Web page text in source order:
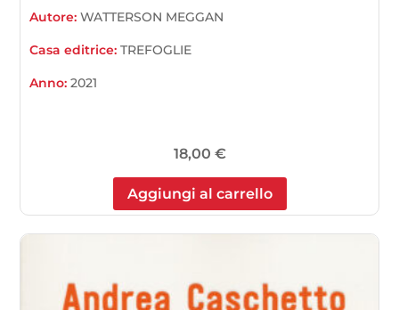
Autore:WATTERSON MEGGAN
Casa editrice:TREFOGLIE
Anno:2021
18,00 €
Aggiungi al carrello